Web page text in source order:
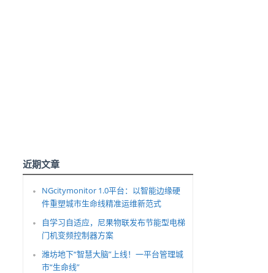
近期文章
NGcitymonitor 1.0平台：以智能边缘硬
件重塑城市生命线精准运维新范式
自学习自适应，尼果物联发布节能型电梯
门机变频控制器方案
潍坊地下“智慧大脑”上线！一平台管理城
市“生命线”